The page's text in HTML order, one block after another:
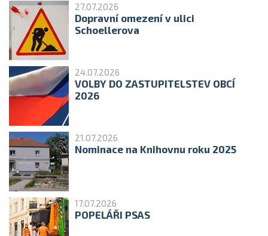
27.07.2026
Dopravní omezení v ulici
Schoellerova
24.07.2026
VOLBY DO ZASTUPITELSTEV OBCÍ
2026
21.07.2026
Nominace na Knihovnu roku 2025
17.07.2026
POPELÁŘI PSAS